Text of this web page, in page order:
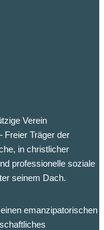
Verein
Freier Träger der
in christlicher
professionelle soziale
seinem Dach.
emanzipatorischen